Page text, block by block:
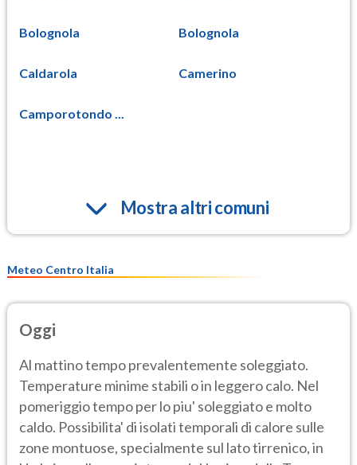
Bolognola Bolognola
Caldarola Camerino
Camporotondo ...
Mostra altri comuni
Meteo Centro Italia
Oggi
Al mattino tempo prevalentemente soleggiato.
Temperature minime stabili o in leggero calo. Nel
pomeriggio tempo per lo piu' soleggiato e molto
caldo. Possibilita' di isolati temporali di calore sulle
zone montuose, specialmente sul lato tirrenico, in